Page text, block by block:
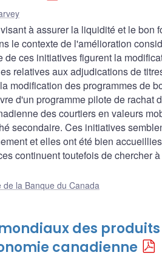
à assurer la liquidité et le bon
le contexte de l'amélioration
ces initiatives figurent la
relatives aux adjudications de
modification des programmes de
d'un programme pilote de rachat
des courtiers en valeurs
secondaire. Ces initiatives
et elles ont été bien
continuent toutefois de chercher
de la Banque du Canada
des
canadienne